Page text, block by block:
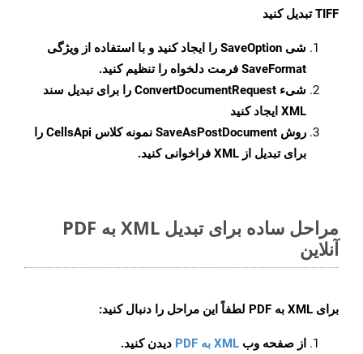
TIFF تبدیل کنید
شی SaveOption را ایجاد کنید و با استفاده از ویژگی
SaveFormat فرمت دلخواه را تنظیم کنید.
شیء ConvertDocumentRequest را برای تبدیل سند
XML ایجاد کنید
روش SaveAsPostDocument
نمونه کلاس CellsApi را
برای تبدیل از XML فراخوانی کنید.
مراحل ساده برای تبدیل XML به PDF
آنلاین
برای XML به PDF لطفاً این مراحل را دنبال کنید:
از صفحه وب XML به PDF
دیدن کنید.